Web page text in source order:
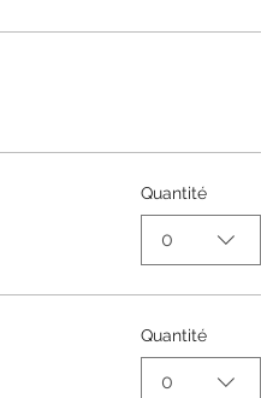
Quantité
0
Quantité
0